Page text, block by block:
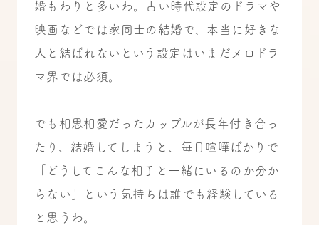
婚もわりと多いわ。古い時代設定のドラマや
映画などでは家同士の結婚で、本当に好きな
人と結ばれないという設定はいまだメロドラ
マ界では必須。
でも相思相愛だったカップルが長年付き合っ
たり、結婚してしまうと、毎日喧嘩ばかりで
「どうしてこんな相手と一緒にいるのか分か
らない」という気持ちは誰でも経験している
と思うわ。